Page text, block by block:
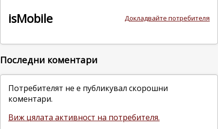
Докладвайте потребителя
isMobile
Последни коментари
Потребителят не е публикувал скорошни
коментари.
Виж цялата активност на потребителя.